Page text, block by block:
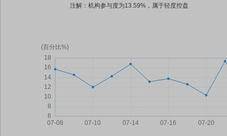
注解：机构参与度为13.59%，属于轻度控盘